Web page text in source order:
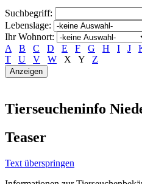
Suchbegriff:
Lebenslage:
Ihr Wohnort:
A
B C D E F G H I J
T
U V W X Y Z
Tierseucheninfo
Teaser
Text überspringen